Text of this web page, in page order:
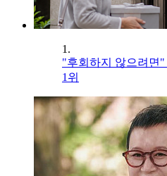
1.
"후회하지 않으려면
1위